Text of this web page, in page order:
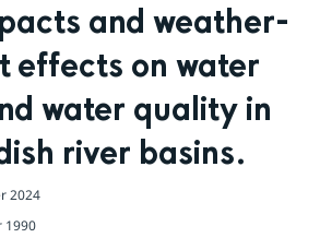
and weather-
effects on water
water quality in
river basins.
2024
1990